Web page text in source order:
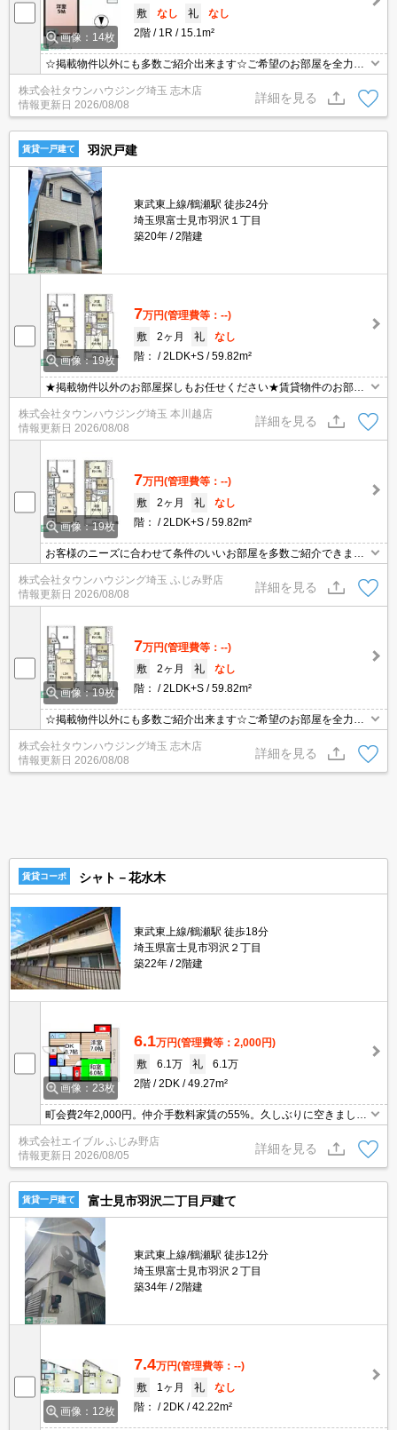
画像：14枚
敷
なし 礼
なし
2階
1R 15.1m²
☆掲載物件以外にも多数ご紹介出来ます☆ご希望のお部屋を全力で
お探しさせて頂きます♪
株式会社タウンハウジング埼玉 志木店
情報更新日 2026/08/08
詳細を見る
賃貸一戸建て 羽沢戸建
東武東上線/鶴瀬駅 徒歩24分
埼玉県富士見市羽沢１丁目
築20年
2階建
画像：19枚
7万円(管理費等：--)
敷
2ヶ月 礼
なし
階：
2LDK+S 59.82m²
★掲載物件以外のお部屋探しもお任せください★賃貸物件のお部屋
探しはタウンハウジング本川越店へ★
株式会社タウンハウジング埼玉 本川越店
情報更新日 2026/08/08
詳細を見る
画像：19枚
7万円(管理費等：--)
敷
2ヶ月 礼
なし
階：
2LDK+S 59.82m²
お客様のニーズに合わせて条件のいいお部屋を多数ご紹介できます♪
情報数No.1のタウンハウジングまで是非お問い合わせください！
株式会社タウンハウジング埼玉 ふじみ野店
情報更新日 2026/08/08
詳細を見る
画像：19枚
7万円(管理費等：--)
敷
2ヶ月 礼
なし
階：
2LDK+S 59.82m²
☆掲載物件以外にも多数ご紹介出来ます☆ご希望のお部屋を全力で
お探しさせて頂きます♪
株式会社タウンハウジング埼玉 志木店
情報更新日 2026/08/08
詳細を見る
賃貸コーポ シャト－花水木
東武東上線/鶴瀬駅 徒歩18分
埼玉県富士見市羽沢２丁目
築22年
2階建
画像：23枚
6.1万円(管理費等：2,000円)
敷
6.1万 礼
6.1万
2階
2DK 49.27m²
町会費2年2,000円。仲介手数料家賃の55%。久しぶりに空きまし
た。追い焚き機能付きバス。最新の空室状況はお気軽にお問い合わ
せ下さい。あなたの新生活応援します！。
株式会社エイブル ふじみ野店
情報更新日 2026/08/05
詳細を見る
賃貸一戸建て 富士見市羽沢二丁目戸建て
東武東上線/鶴瀬駅 徒歩12分
埼玉県富士見市羽沢２丁目
築34年
2階建
画像：12枚
7.4万円(管理費等：--)
敷
1ヶ月 礼
なし
階：
2DK 42.22m²